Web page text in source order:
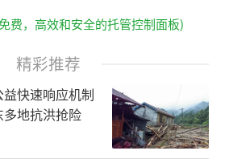
费，高效和安全的托管控制面板)
精彩推荐
快速响应机制
地抗洪抢险